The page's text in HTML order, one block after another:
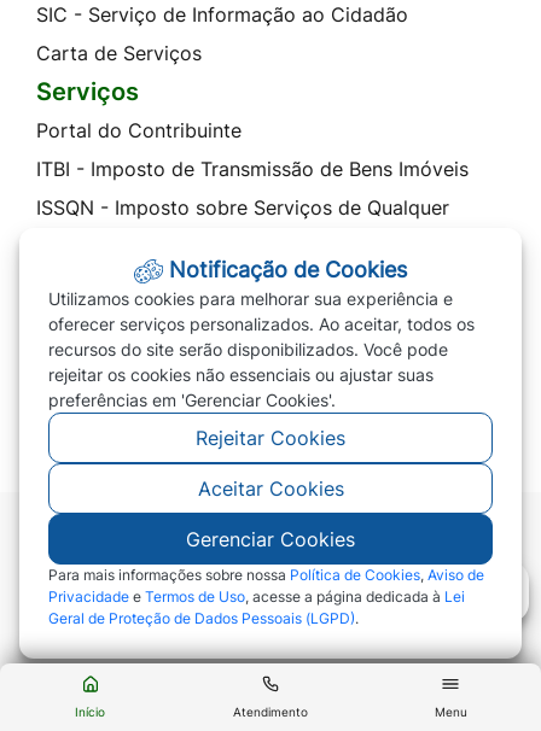
Início Atendimento Menu
SIC - Serviço de Informação ao Cidadão
Carta de Serviços
Serviços
Portal do Contribuinte
ITBI - Imposto de Transmissão de Bens Imóveis
ISSQN - Imposto sobre Serviços de Qualquer
Cota Única 2026 / Parcelar IPTU 2026
Transparência
Prefeitura
PREVIVERDE
©2026 - Prefeitura de Campo Verde - MT - Todos
os direitos reservados
Notificação de Cookies
Utilizamos cookies para melhorar sua experiência e
oferecer serviços personalizados. Ao aceitar, todos os
recursos do site serão disponibilizados. Você pode
rejeitar os cookies não essenciais ou ajustar suas
preferências em 'Gerenciar Cookies'.
Rejeitar Cookies
Aceitar Cookies
Gerenciar Cookies
Para mais informações sobre nossa Política de Cookies, Aviso de
Privacidade e Termos de Uso, acesse a página dedicada à Lei
Geral de Proteção de Dados Pessoais (LGPD).